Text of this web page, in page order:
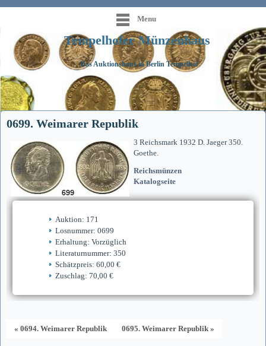
Menu
Tempelhofer Münzenhaus
Das Auktionshaus in Berlin Tempelhof
0699. Weimarer Republik
3 Reichsmark 1932 D. Jaeger 350.
Goethe.
Reichsmünzen
Katalogseite
Auktion: 171
Losnummer: 0699
Erhaltung: Vorzüglich
Literaturnummer: 350
Schätzpreis: 60,00 €
Zuschlag: 70,00 €
« 0694. Weimarer Republik 0695. Weimarer Republik »